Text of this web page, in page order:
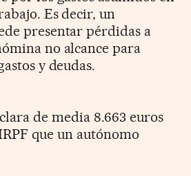
Es decir, un
presentar pérdidas a
no alcance para
y deudas.
de media 8.663 euros
que un autónomo